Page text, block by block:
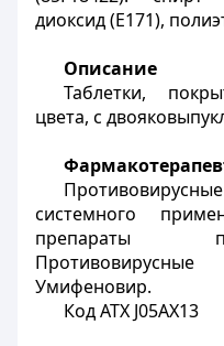
диоксид (Е171),
Описание
Таблетки,
цвета, с
системного
препараты
Умифеновир.
Код АТХ J05AX13